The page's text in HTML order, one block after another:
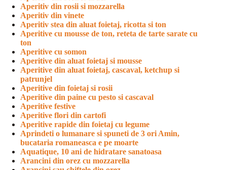
Aperitiv din rosii si mozzarella
Aperitiv din vinete
Aperitiv stea din aluat foietaj, ricotta si ton
Aperitive cu mousse de ton, reteta de tarte sarate cu
ton
Aperitive cu somon
Aperitive din aluat foietaj si mousse
Aperitive din aluat foietaj, cascaval, ketchup si
patrunjel
Aperitive din foietaj si rosii
Aperitive din paine cu pesto si cascaval
Aperitive festive
Aperitive flori din cartofi
Aperitive rapide din foietaj cu legume
Aprindeti o lumanare si spuneti de 3 ori Amin,
bucataria romaneasca e pe moarte
Aquatique, 10 ani de hidratare sanatoasa
Arancini din orez cu mozzarella